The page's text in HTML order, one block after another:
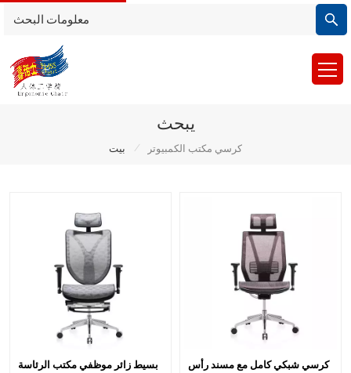
يبحث
بيت / كرسي مكتب الكمبيوتر
بسيط زائر موظفي مكتب الرئاسة
كرسي شبكي كامل مع مسند رأس